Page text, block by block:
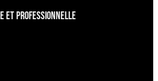
ET PROFESSIONNELLE